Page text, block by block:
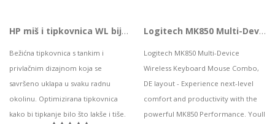
HP miš i tipkovnica WL bijela, 3L1F0AA
Bežićna tipkovnica s tankim i
privlačnim dizajnom koja se
savršeno uklapa u svaku radnu
okolinu. Optimizirana tipkovnica
kako bi tipkanje bilo što lakše i tiše.
Logitech MK850 Multi-Device Wireless Keyboard Mouse Combo, DE
Logitech MK850 Multi-Device
Wireless Keyboard Mouse Combo,
DE layout - Experience next-level
comfort and productivity with the
powerful MK850 Performance. Youll